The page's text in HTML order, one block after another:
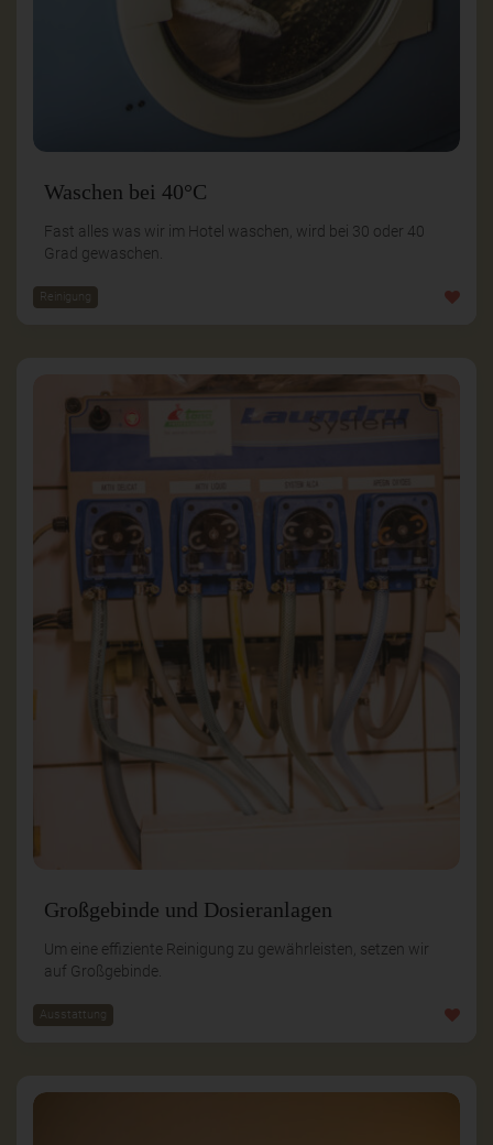
Waschen bei 40°C
Fast alles was wir im Hotel waschen, wird bei 30 oder 40
Grad gewaschen.
Reinigung
Großgebinde und Dosieranlagen
Um eine effiziente Reinigung zu gewährleisten, setzen wir
auf Großgebinde.
Ausstattung